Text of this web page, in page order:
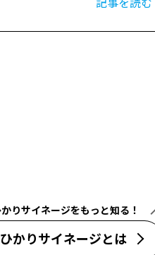
りサイネージをもっと知る！
ひかりサイネージとは